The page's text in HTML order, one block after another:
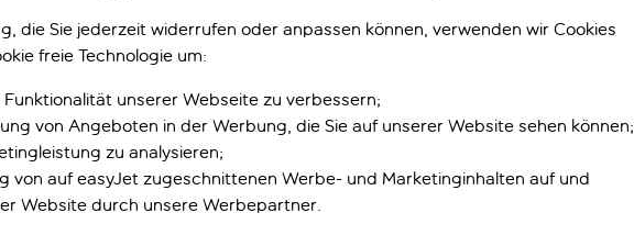
die Sie jederzeit widerrufen oder anpassen können, verwenden wir Cookies
freie Technologie um:
unserer Webseite zu verbessern;
von Angeboten in der Werbung, die Sie auf unserer Website sehen können;
zu analysieren;
von auf easyJet zugeschnittenen Werbe- und Marketinginhalten auf und
Website durch unsere Werbepartner.